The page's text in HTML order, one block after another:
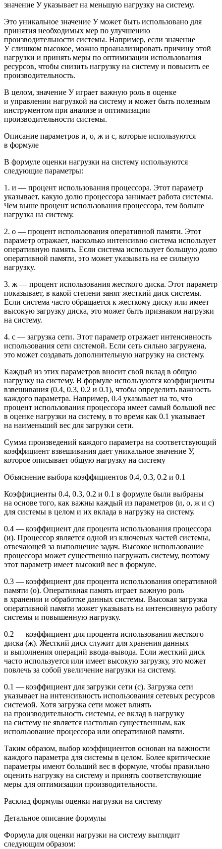
значение У указывает на меньшую нагрузку на систему.
Это уникальное значение У может быть использовано для
принятия необходимых мер по улучшению
производительности системы. Например, если значение
У слишком высокое, можно проанализировать причину этой
нагрузки и принять меры по оптимизации использования
ресурсов, чтобы снизить нагрузку на систему и повысить ее
производительность.
В целом, значение У играет важную роль в оценке
и управлении нагрузкой на систему и может быть полезным
инструментом при анализе и оптимизации
производительности системы.
Описание параметров и, о, ж и с, которые используются
в формуле
В формуле оценки нагрузки на систему используются
следующие параметры:
1. и — процент использования процессора. Этот параметр
указывает, какую долю процессора занимает работа системы.
Чем выше процент использования процессора, тем больше
нагрузка на систему.
2. о — процент использования оперативной памяти. Этот
параметр отражает, насколько интенсивно система использует
оперативную память. Если система использует большую долю
оперативной памяти, это может указывать на ее сильную
нагрузку.
3. ж — процент использования жесткого диска. Этот параметр
показывает, в какой степени занят жесткий диск системы.
Если система часто обращается к жесткому диску или имеет
высокую загрузку диска, это может быть признаком нагрузки
на систему.
4. с — загрузка сети. Этот параметр отражает интенсивность
использования сети системой. Если сеть сильно загружена,
это может создавать дополнительную нагрузку на систему.
Каждый из этих параметров вносит свой вклад в общую
нагрузку на систему. В формуле используются коэффициенты
взвешивания (0.4, 0.3, 0.2 и 0.1), чтобы определить важность
каждого параметра. Например, 0.4 указывает на то, что
процент использования процессора имеет самый большой вес
в оценке нагрузки на систему, в то время как 0.1 указывает
на наименьший вес для загрузки сети.
Сумма произведений каждого параметра на соответствующий
коэффициент взвешивания дает уникальное значение У,
которое описывает общую нагрузку на систему
Объяснение выбора коэффициентов 0.4, 0.3, 0.2 и 0.1
Коэффициенты 0.4, 0.3, 0.2 и 0.1 в формуле были выбраны
на основе того, как важны каждый из параметров (и, о, ж и с)
для системы в целом и их вклада в нагрузку на систему.
0.4 — коэффициент для процента использования процессора
(и). Процессор является одной из ключевых частей системы,
отвечающей за выполнение задач. Высокое использование
процессора может существенно нагружать систему, поэтому
этот параметр имеет высокий вес в формуле.
0.3 — коэффициент для процента использования оперативной
памяти (о). Оперативная память играет важную роль
в хранении и обработке данных системы. Высокая загрузка
оперативной памяти может указывать на интенсивную работу
системы и повышенную нагрузку.
0.2 — коэффициент для процента использования жесткого
диска (ж). Жесткий диск служит для хранения данных
и выполнения операций ввода-вывода. Если жесткий диск
часто используется или имеет высокую загрузку, это может
повлечь за собой увеличение нагрузки на систему.
0.1 — коэффициент для загрузки сети (с). Загрузка сети
указывает на интенсивность использования сетевых ресурсов
системой. Хотя загрузка сети может влиять
на производительность системы, ее вклад в нагрузку
на систему не является настолько существенным, как
использование процессора или оперативной памяти.
Таким образом, выбор коэффициентов основан на важности
каждого параметра для системы в целом. Более критические
параметры имеют больший вес в формуле, чтобы правильно
оценить нагрузку на систему и принять соответствующие
меры для оптимизации производительности.
Расклад формулы оценки нагрузки на систему
Детальное описание формулы
Формула для оценки нагрузки на систему выглядит
следующим образом: